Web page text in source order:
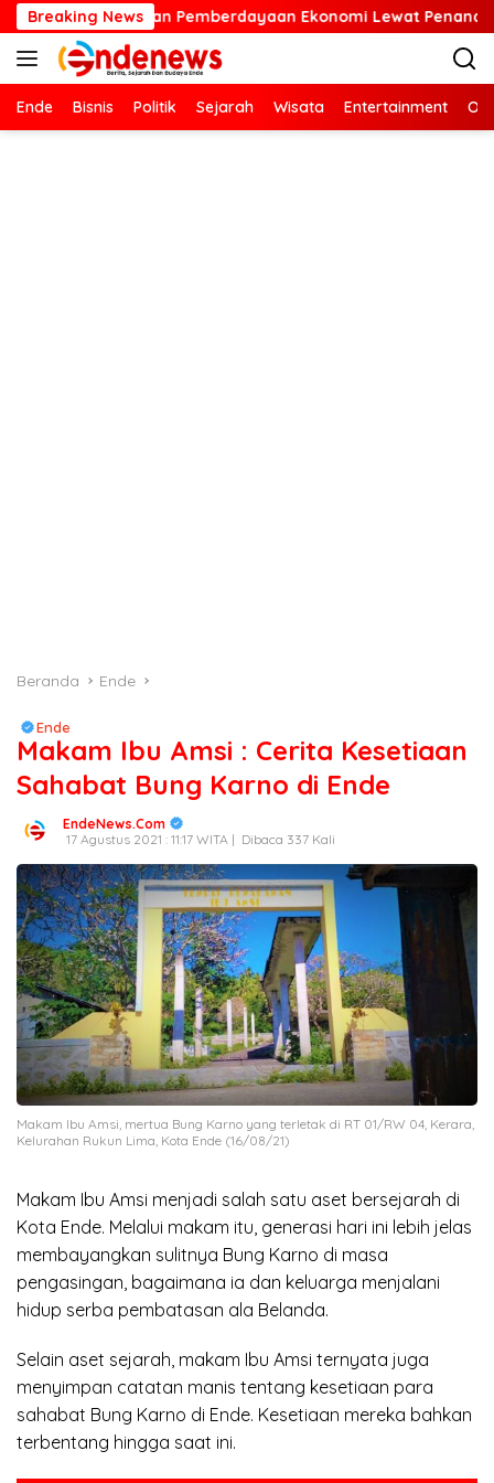
Langsung
ke
konten
Breaking News
Ekonomi Lewat Penanaman Bibit Kopi
Ende Bisnis Politik Sejarah Wisata Entertainment
Beranda Ende
Ende
Makam Ibu Amsi : Cerita Kesetiaan
Sahabat Bung Karno di Ende
EndeNews.Com
17 Agustus 2021 : 11:17 WITA | Dibaca 337 Kali
Makam Ibu Amsi, mertua Bung Karno yang terletak di RT 01/RW 04, Kerara,
Kelurahan Rukun Lima, Kota Ende (16/08/21)
Makam Ibu Amsi menjadi salah satu aset bersejarah di
Kota Ende. Melalui makam itu, generasi hari ini lebih jelas
membayangkan sulitnya Bung Karno di masa
pengasingan, bagaimana ia dan keluarga menjalani
hidup serba pembatasan ala Belanda.
Selain aset sejarah, makam Ibu Amsi ternyata juga
menyimpan catatan manis tentang kesetiaan para
sahabat Bung Karno di Ende. Kesetiaan mereka bahkan
terbentang hingga saat ini.